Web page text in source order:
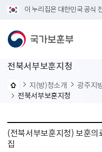
이 누리집은 대한민국 공식
전북서부보훈지청
지(방)청소개
광주지
전북서부보훈지청
(전북서부보훈지청) 보훈
집